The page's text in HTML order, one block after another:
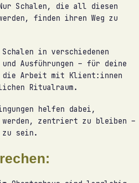
Schalen, die all diesen
finden ihren Weg zu
in verschiedenen
und Ausführungen – für deine
die Arbeit mit Klient:innen
Ritualraum.
helfen dabei,
zentriert zu bleiben –
zu sein.